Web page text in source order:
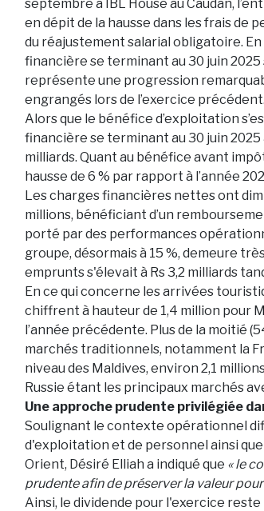
septembre à IBL House au Caudan,
en dépit de la hausse dans les frais de
du réajustement salarial obligatoire.
financière se terminant au 30 juin 2025
représente une progression
engrangés lors de l’exercice précédent.
Alors que le bénéfice d’exploitation
financière se terminant au 30 juin 2025
milliards. Quant au bénéfice avant
hausse de 6 % par rapport à l’année
Les charges financières nettes ont
millions, bénéficiant d’un
porté par des performances
groupe, désormais à 15 %, demeure
emprunts s'élevait à Rs 3,2 milliards
En ce qui concerne les arrivées
chiffrent à hauteur de 1,4 million pour
l’année précédente. Plus de la moitié
marchés traditionnels, notamment la
niveau des Maldives, environ 2,1
Russie étant les principaux marchés
Une approche prudente privilégiée
Soulignant le contexte opérationnel
d'exploitation et de personnel ainsi
Orient, Désiré Elliah a indiqué que « le
prudente afin de préserver la valeur
Ainsi, le dividende pour l'exercice